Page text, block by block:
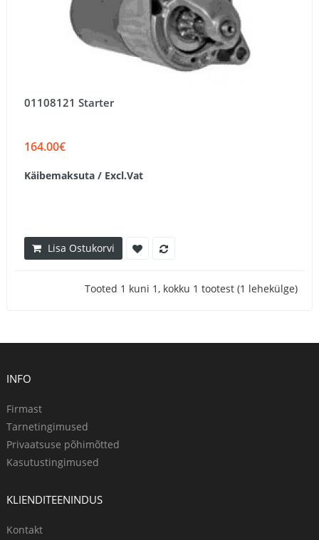
01108121 Starter
164.00€
Käibemaksuta / Excl.Vat
Lisa Ostukorvi
Tooted 1 kuni 1, kokku 1 tootest (1 lehekülge)
INFO
Firmast
Tarnetingimused
Privaatsuse põhimõtted
Kasutustingimused
KLIENDITEENINDUS
Kontakt